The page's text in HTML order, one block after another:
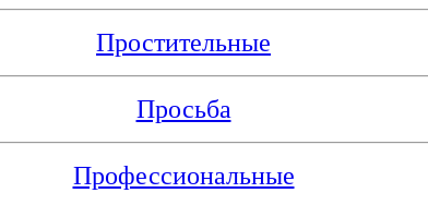
Простительные
Просьба
Профессиональные